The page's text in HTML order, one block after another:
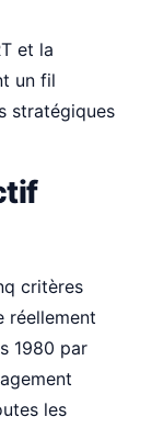
et la
un fil
stratégiques
critères
réellement
1980 par
les